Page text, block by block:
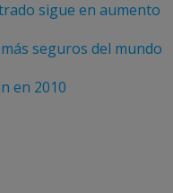
sigue en aumento
seguros del mundo
en 2010